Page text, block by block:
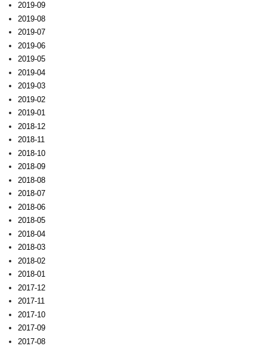
2019-09
2019-08
2019-07
2019-06
2019-05
2019-04
2019-03
2019-02
2019-01
2018-12
2018-11
2018-10
2018-09
2018-08
2018-07
2018-06
2018-05
2018-04
2018-03
2018-02
2018-01
2017-12
2017-11
2017-10
2017-09
2017-08